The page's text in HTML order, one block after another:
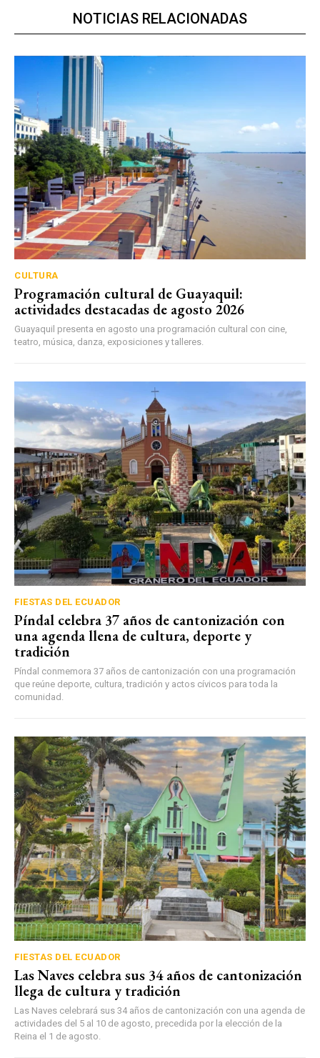
NOTICIAS RELACIONADAS
CULTURA
Programación cultural de Guayaquil:
actividades destacadas de agosto 2026
Guayaquil presenta en agosto una programación cultural con cine,
teatro, música, danza, exposiciones y talleres.
FIESTAS DEL ECUADOR
Píndal celebra 37 años de cantonización con
una agenda llena de cultura, deporte y
tradición
Píndal conmemora 37 años de cantonización con una programación
que reúne deporte, cultura, tradición y actos cívicos para toda la
comunidad.
FIESTAS DEL ECUADOR
Las Naves celebra sus 34 años de cantonización
llega de cultura y tradición
Las Naves celebrará sus 34 años de cantonización con una agenda de
actividades del 5 al 10 de agosto, precedida por la elección de la
Reina el 1 de agosto.